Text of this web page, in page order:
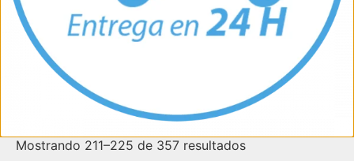
Nuestra Tienda
Mostrando 211–225 de 357 resultados